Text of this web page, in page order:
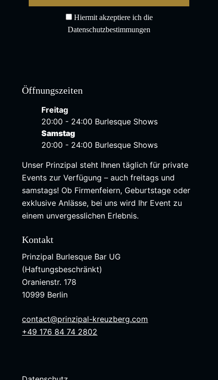
Hiermit akzeptiere ich die
Datenschutzbestimmungen
Öffnungszeiten
Freitag
20:00 - 24:00 Burlesque Shows
Samstag
20:00 - 24:00 Burlesque Shows
Unser Prinzipal steht Ihnen täglich für private
Events zur Verfügung – auch freitags und
samstags! Ob Firmenfeiern, Geburtstage oder
exklusive Anlässe, bei uns wird Ihr Event zu
einem unvergesslichen Erlebnis.
Kontakt
Prinzipal Burlesque Bar UG
(Haftungsbeschränkt)
Oranienstr. 178
10999 Berlin
contact@prinzipal-kreuzberg.com
+49 176 84 74 2802